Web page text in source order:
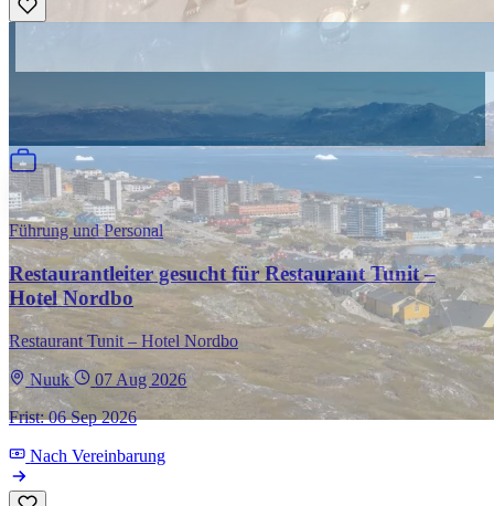
Führung und Personal
Restaurantleiter gesucht für Restaurant Tunit –
Hotel Nordbo
Restaurant Tunit – Hotel Nordbo
Nuuk
07 Aug 2026
Frist: 06 Sep 2026
Nach Vereinbarung